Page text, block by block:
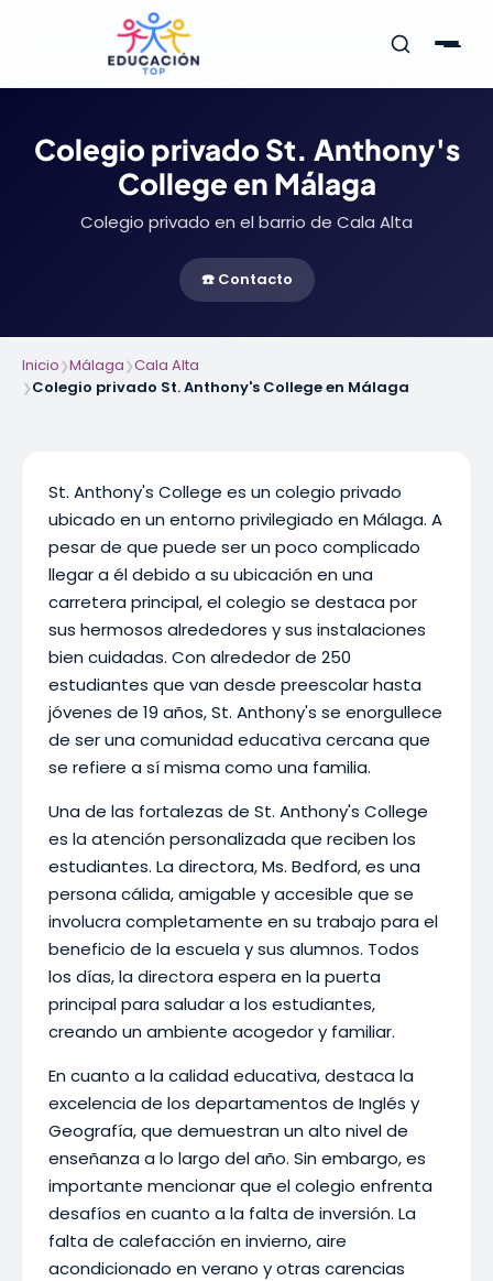
Colegio privado St. Anthony's
College en Málaga
Colegio privado en el barrio de Cala Alta
☎️ Contacto
Inicio❯Málaga❯Cala Alta
❯Colegio privado St. Anthony's College en Málaga
St. Anthony's College es un colegio privado
ubicado en un entorno privilegiado en Málaga. A
pesar de que puede ser un poco complicado
llegar a él debido a su ubicación en una
carretera principal, el colegio se destaca por
sus hermosos alrededores y sus instalaciones
bien cuidadas. Con alrededor de 250
estudiantes que van desde preescolar hasta
jóvenes de 19 años, St. Anthony's se enorgullece
de ser una comunidad educativa cercana que
se refiere a sí misma como una familia.
Una de las fortalezas de St. Anthony's College
es la atención personalizada que reciben los
estudiantes. La directora, Ms. Bedford, es una
persona cálida, amigable y accesible que se
involucra completamente en su trabajo para el
beneficio de la escuela y sus alumnos. Todos
los días, la directora espera en la puerta
principal para saludar a los estudiantes,
creando un ambiente acogedor y familiar.
En cuanto a la calidad educativa, destaca la
excelencia de los departamentos de Inglés y
Geografía, que demuestran un alto nivel de
enseñanza a lo largo del año. Sin embargo, es
importante mencionar que el colegio enfrenta
desafíos en cuanto a la falta de inversión. La
falta de calefacción en invierno, aire
acondicionado en verano y otras carencias